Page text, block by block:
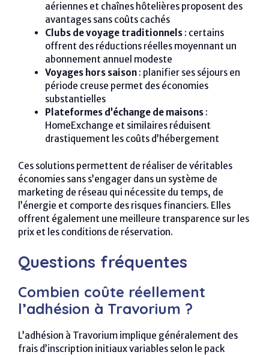
aériennes et chaînes hôtelières proposent des
avantages sans coûts cachés
Clubs de voyage traditionnels : certains
offrent des réductions réelles moyennant un
abonnement annuel modeste
Voyages hors saison : planifier ses séjours en
période creuse permet des économies
substantielles
Plateformes d’échange de maisons :
HomeExchange et similaires réduisent
drastiquement les coûts d’hébergement
Ces solutions permettent de réaliser de véritables
économies sans s’engager dans un système de
marketing de réseau qui nécessite du temps, de
l’énergie et comporte des risques financiers. Elles
offrent également une meilleure transparence sur les
prix et les conditions de réservation.
Questions fréquentes
Combien coûte réellement
l’adhésion à Travorium ?
L’adhésion à Travorium implique généralement des
frais d’inscription initiaux variables selon le pack